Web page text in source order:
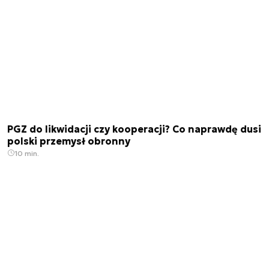
PGZ do likwidacji czy kooperacji? Co naprawdę dusi
polski przemysł obronny
10 min.